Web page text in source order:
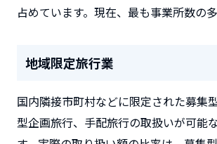
占めています。現在、最も事業所数の多
地域限定旅行業
国内隣接市町村などに限定された募集
型企画旅行、手配旅行の取扱いが可能